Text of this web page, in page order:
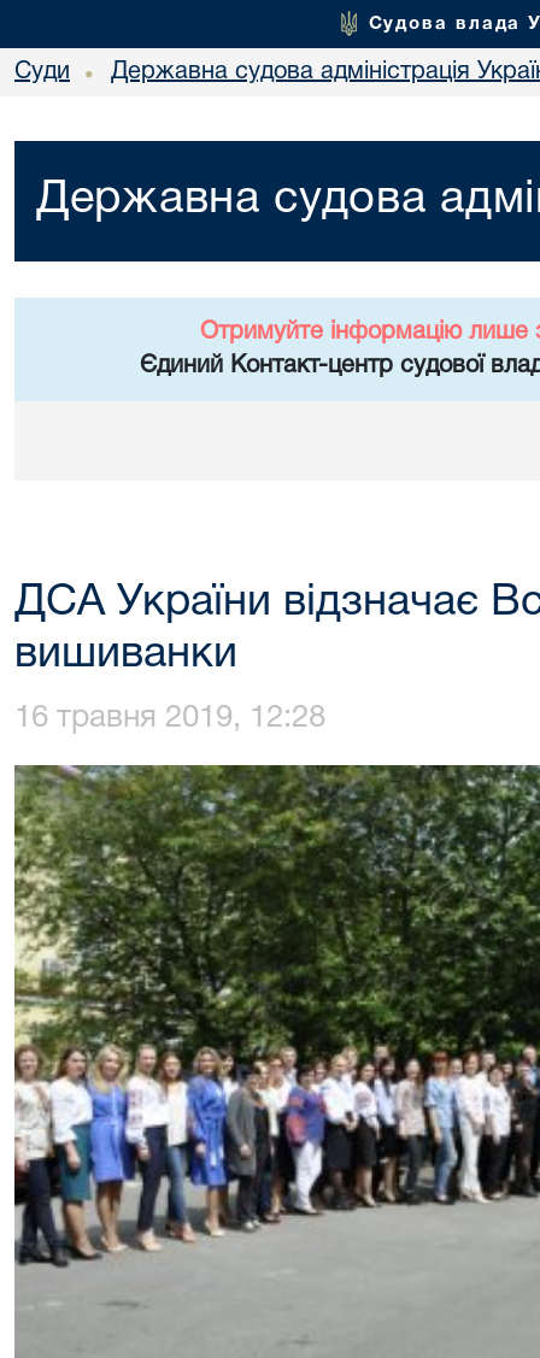
Судова влада
Суди • Державна судова адміністрація
Державна судова
Отримуйте інформацію лише
Єдиний Контакт-центр судової
ДСА України відзначає
вишиванки
16 травня 2019, 12:28